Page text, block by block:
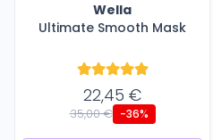
Wella
Ultimate Smooth Mask
22,45 €
35,00 € -36%